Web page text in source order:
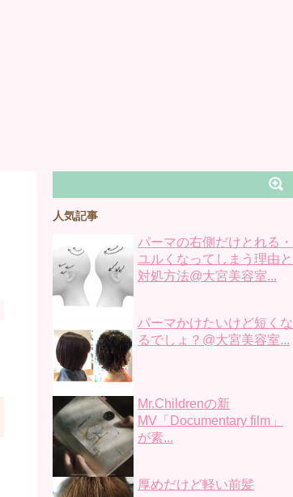
人気記事
パーマの右側だけとれる・
ユルくなってしまう理由と
対処方法@大宮美容室...
パーマかけたいけど短くな
るでしょ？@大宮美容室...
Mr.Childrenの新
MV「Documentary film」
が素...
厚めだけど軽い前髪